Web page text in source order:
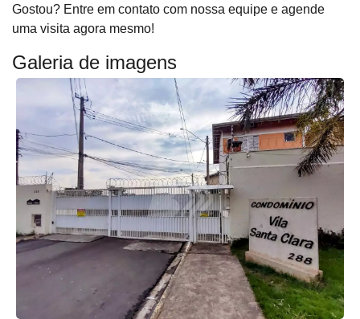
Gostou? Entre em contato com nossa equipe e agende
uma visita agora mesmo!
Galeria de imagens